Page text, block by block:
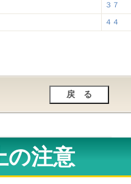
３７
４４
の注意